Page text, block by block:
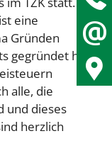
eine
Gründen
gegründet hat
alle, die
und dieses
herzlich